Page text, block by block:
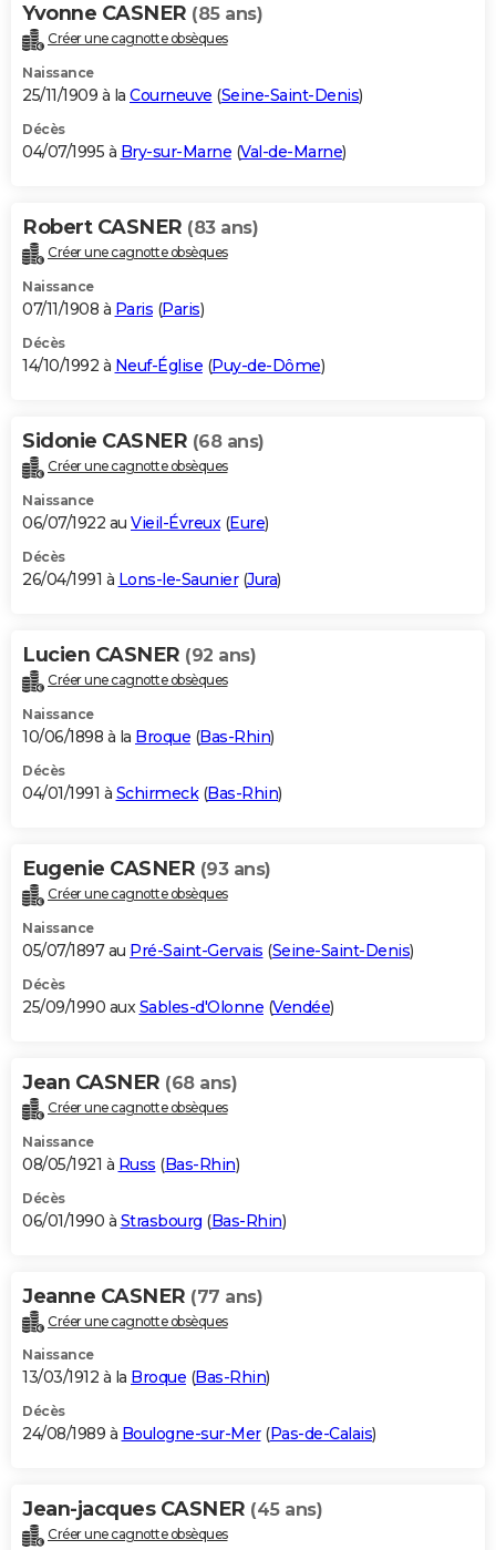
Yvonne CASNER (85 ans)
Créer une cagnotte obsèques
Naissance
25/11/1909 à la Courneuve (Seine-Saint-Denis)
Décès
04/07/1995 à Bry-sur-Marne (Val-de-Marne)
Robert CASNER (83 ans)
Créer une cagnotte obsèques
Naissance
07/11/1908 à Paris (Paris)
Décès
14/10/1992 à Neuf-Église (Puy-de-Dôme)
Sidonie CASNER (68 ans)
Créer une cagnotte obsèques
Naissance
06/07/1922 au Vieil-Évreux(Eure)
Décès
26/04/1991 à Lons-le-Saunier(Jura)
Lucien CASNER (92 ans)
Créer une cagnotte obsèques
Naissance
10/06/1898 à la Broque (Bas-Rhin)
Décès
04/01/1991 à Schirmeck(Bas-Rhin)
Eugenie CASNER (93 ans)
Créer une cagnotte obsèques
Naissance
05/07/1897 au Pré-Saint-Gervais (Seine-Saint-Denis)
Décès
25/09/1990 auxSables-d'Olonne (Vendée)
Jean CASNER (68 ans)
Créer une cagnotte obsèques
Naissance
08/05/1921 à Russ (Bas-Rhin)
Décès
06/01/1990 à Strasbourg (Bas-Rhin)
Jeanne CASNER (77 ans)
Créer une cagnotte obsèques
Naissance
13/03/1912 à la Broque (Bas-Rhin)
Décès
24/08/1989 à Boulogne-sur-Mer(Pas-de-Calais)
Jean-jacques CASNER (45 ans)
Créer une cagnotte obsèques